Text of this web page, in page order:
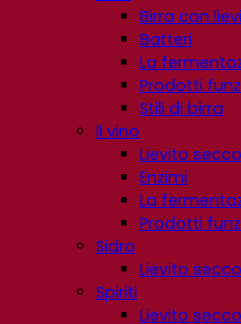
Birra con
Batteri
La
Prodotti
Stili di birra
Il vino
Lievito
Enzimi
La
Prodotti
Sidro
Lievito
Spiriti
Lievito